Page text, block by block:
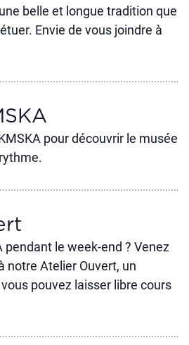
belle et longue tradition que
Envie de vous joindre à
pour découvrir le musée
pendant le week-end ? Venez
notre Atelier Ouvert, un
pouvez laisser libre cours